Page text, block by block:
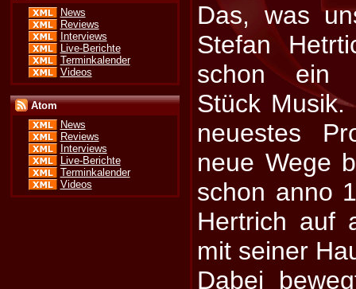
News
Reviews
Interviews
Live-Berichte
Terminkalender
Videos
Atom
News
Reviews
Interviews
Live-Berichte
Terminkalender
Videos
Das, was
Stefan
schon ein
Stück
neuestes
neue Wege
schon anno
Hertrich auf
mit seiner
Dabei